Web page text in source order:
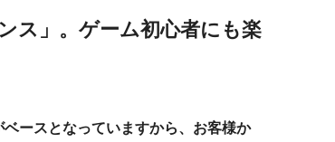
ス」。ゲーム初心者にも楽
ースとなっていますから、お客様か